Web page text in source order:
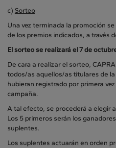
c) Sorteo
Una vez terminada la promoción
de los premios indicados, a través
El sorteo se realizará el 7 de
De cara a realizar el sorteo,
todos/as aquellos/as titulares de la
hubieran registrado por primera
campaña.
A tal efecto, se procederá a elegir
Los 5 primeros serán los
suplentes.
Los suplentes actuarán en orden